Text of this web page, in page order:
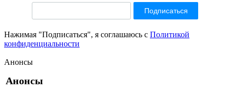
Нажимая "Подписаться", я соглашаюсь с Политикой
конфиденциальности
Анонсы
Анонсы